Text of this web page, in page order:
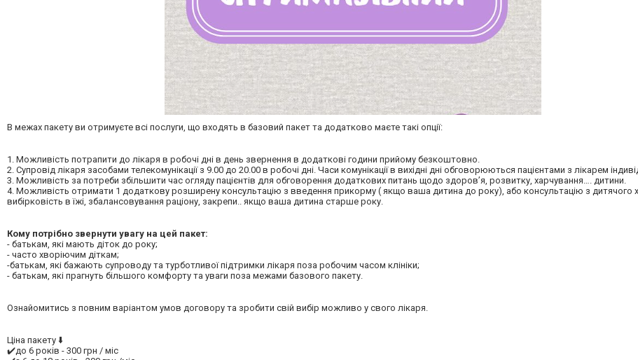
В межах пакету ви отримуєте всі послуги, що входять в базовий пакет та додатково маєте такі опції:
1. Можливість потрапити до лікаря в робочі дні в день звернення в додаткові години прийому безкоштовно.
2. Супровід лікаря засобами телекомунікації з 9.00 до 20.00 в робочі дні. Часи комунікації в вихідні дні обговорюються пацієнтами з лікарем
3. Можливість за потреби збільшити час огляду пацієнтів для обговорення додаткових питань щодо здоровʼя, розвитку, харчування…. дитини.
4. Можливість отримати 1 додаткову розширену консультацію з введення прикорму ( якщо ваша дитина до року), або консультацію з дитячого
вибірковість в їжі, збалансовування раціону, закрепи.. якщо ваша дитина старше року.
Кому потрібно звернути увагу на цей пакет:
- батькам, які мають діток до року;
- часто хворіючим діткам;
-батькам, які бажають супроводу та турботливої підтримки лікаря поза робочим часом клініки;
- батькам, які прагнуть більшого комфорту та уваги поза межами базового пакету.
Ознайомитись з повним варіантом умов договору та зробити свій вибір можливо у свого лікаря.
Ціна пакету ⬇️
✔️до 6 років - 300 грн / міс